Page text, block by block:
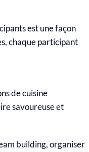
est une façon
chaque participant
de cuisine
savoureuse et
building, organiser